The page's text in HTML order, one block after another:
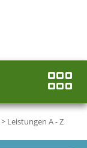
> Leistungen A - Z